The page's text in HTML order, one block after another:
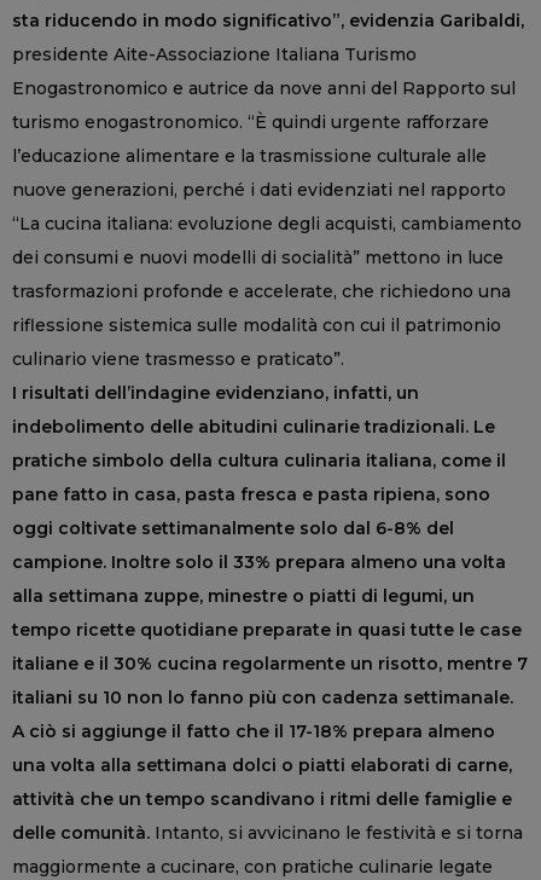
sta riducendo in modo significativo”, evidenzia Garibaldi,
presidente Aite-Associazione Italiana Turismo
Enogastronomico e autrice da nove anni del Rapporto sul
turismo enogastronomico. “È quindi urgente rafforzare
l’educazione alimentare e la trasmissione culturale alle
nuove generazioni, perché i dati evidenziati nel rapporto
“La cucina italiana: evoluzione degli acquisti, cambiamento
dei consumi e nuovi modelli di socialità” mettono in luce
trasformazioni profonde e accelerate, che richiedono una
riflessione sistemica sulle modalità con cui il patrimonio
culinario viene trasmesso e praticato”.
I risultati dell’indagine evidenziano, infatti, un
indebolimento delle abitudini culinarie tradizionali. Le
pratiche simbolo della cultura culinaria italiana, come il
pane fatto in casa, pasta fresca e pasta ripiena, sono
oggi coltivate settimanalmente solo dal 6-8% del
campione. Inoltre solo il 33% prepara almeno una volta
alla settimana zuppe, minestre o piatti di legumi, un
tempo ricette quotidiane preparate in quasi tutte le case
italiane e il 30% cucina regolarmente un risotto, mentre 7
italiani su 10 non lo fanno più con cadenza settimanale.
A ciò si aggiunge il fatto che il 17-18% prepara almeno
una volta alla settimana dolci o piatti elaborati di carne,
attività che un tempo scandivano i ritmi delle famiglie e
delle comunità. Intanto, si avvicinano le festività e si torna
maggiormente a cucinare, con pratiche culinarie legate